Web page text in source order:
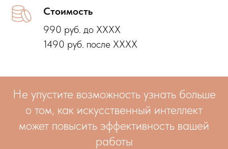
Стоимость
990 руб. до XXXX
1490 руб. после ХХХХ
Не упустите возможность узнать больше
о том, как искусственный интеллект
может повысить эффективность вашей
работы